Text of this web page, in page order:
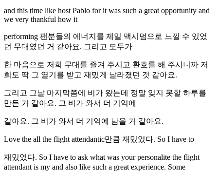
and this time like host Pablo for it was such a great opportunity and
we very thankful how it
performing 팬분들의 에너지를 제일 맥시멈으로 느낄 수 있었
던 무대였던 거 같아요. 그리고 모두가
한 마음으로 저희 무대를 즐겨 주시고 환호를 해 주시니까 저
희도 딱 그 열기를 받고 재밌게 날라졌던 것 같아요.
그리고 그날 마지막쯤에 비가 왔는데 정말 잊지 못할 하루를
만든 거 같아요. 그 비가 와서 더 기억에
같아요. 그 비가 와서 더 기억에 남을 거 같아요.
Love the all the flight attendantic만큼 재밌었다. So I have to
재밌었다. So I have to ask what was your personalite the flight
attendant is my and also like such a great experience. Some